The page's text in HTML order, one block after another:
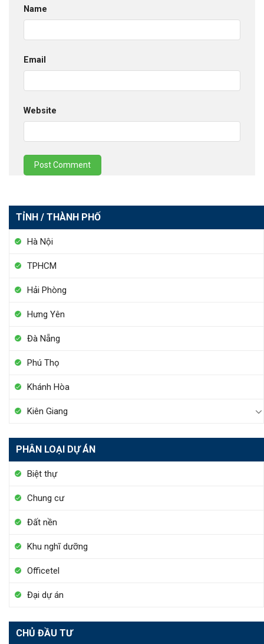
TỈNH / THÀNH PHỐ
Hà Nội
TPHCM
Hải Phòng
Hưng Yên
Đà Nẵng
Phú Thọ
Khánh Hòa
Kiên Giang
PHÂN LOẠI DỰ ÁN
Biệt thự
Chung cư
Đất nền
Khu nghĩ dưỡng
Officetel
Đại dự án
CHỦ ĐẦU TƯ
Name
Email
Website